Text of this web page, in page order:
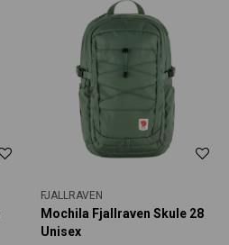
FJALLRAVEN
Mochila Fjallraven Skule 28
Unisex